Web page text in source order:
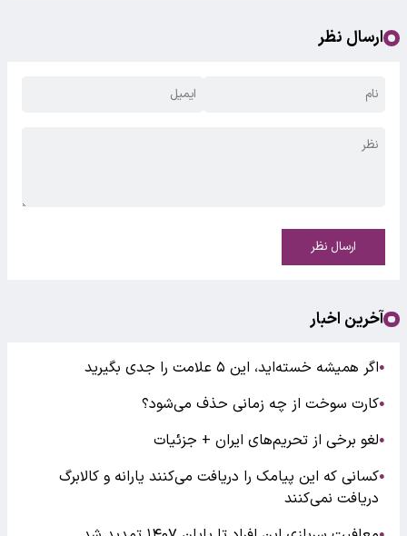
ارسال نظر
ارسال نظر
آخرین اخبار
●اگر همیشه خسته‌اید، این ۵ علامت را جدی بگیرید
●کارت سوخت از چه زمانی حذف می‌شود؟
●لغو برخی از تحریم‌های ایران + جزئیات
●کسانی که این پیامک را دریافت می‌کنند یارانه و کالابرگ
دریافت نمی‌کنند